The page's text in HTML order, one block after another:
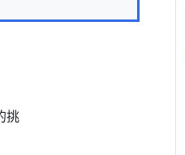
挑